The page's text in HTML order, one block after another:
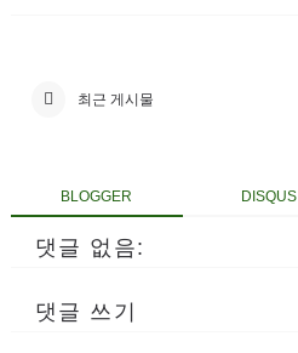
최근 게시물
BLOGGER DISQUS
댓글 없음:
댓글 쓰기